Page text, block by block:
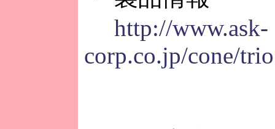
http://www.ask-
corp.co.jp/cone/